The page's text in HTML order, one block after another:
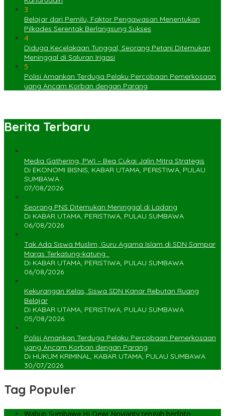
3
Belajar dari Pemilu, Faktor Pengawasan Menentukan
Pilkades Serentak Berlangsung Sukses
4
Diduga Kecelakaan Tunggal, Seorang Petani Ditemukan
Meninggal di Saluran Irigasi
5
Polisi Amankan Terduga Pelaku Percobaan Pemerkosaan
yang Ancam Korban dengan Parang
Berita Terbaru
Media Gathering, PWI – Bea Cukai Jalin Mitra Strategis
Di EKONOMI BISNIS, KABAR UTAMA, PERISTIWA, PULAU
SUMBAWA
07/08/2026
Seorang PNS Ditemukan Meninggal di Ladang
Di KABAR UTAMA, PERISTIWA, PULAU SUMBAWA
06/08/2026
Tak Ada Siswa Muslim, Guru Agama Islam di SDN Sampar
Maras Terkatung-katung ‎
Di KABAR UTAMA, PERISTIWA, PULAU SUMBAWA
06/08/2026
Kekurangan Kelas, Siswa SDN Kanar Rebutan Ruang
Belajar
Di KABAR UTAMA, PERISTIWA, PULAU SUMBAWA
05/08/2026
Polisi Amankan Terduga Pelaku Percobaan Pemerkosaan
yang Ancam Korban dengan Parang
Di HUKUM KRIMINAL, KABAR UTAMA, PULAU SUMBAWA
30/07/2026
Tag Populer
Wabup Sumbawa Hj Dewi Novianty tengah berfoto